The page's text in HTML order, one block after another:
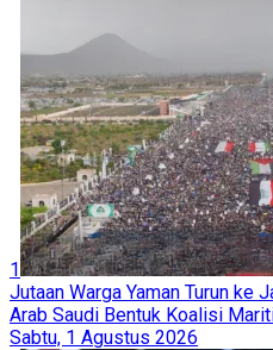
1
Jutaan Warga Yaman Turun ke
Arab Saudi Bentuk Koalisi
Sabtu, 1 Agustus 2026